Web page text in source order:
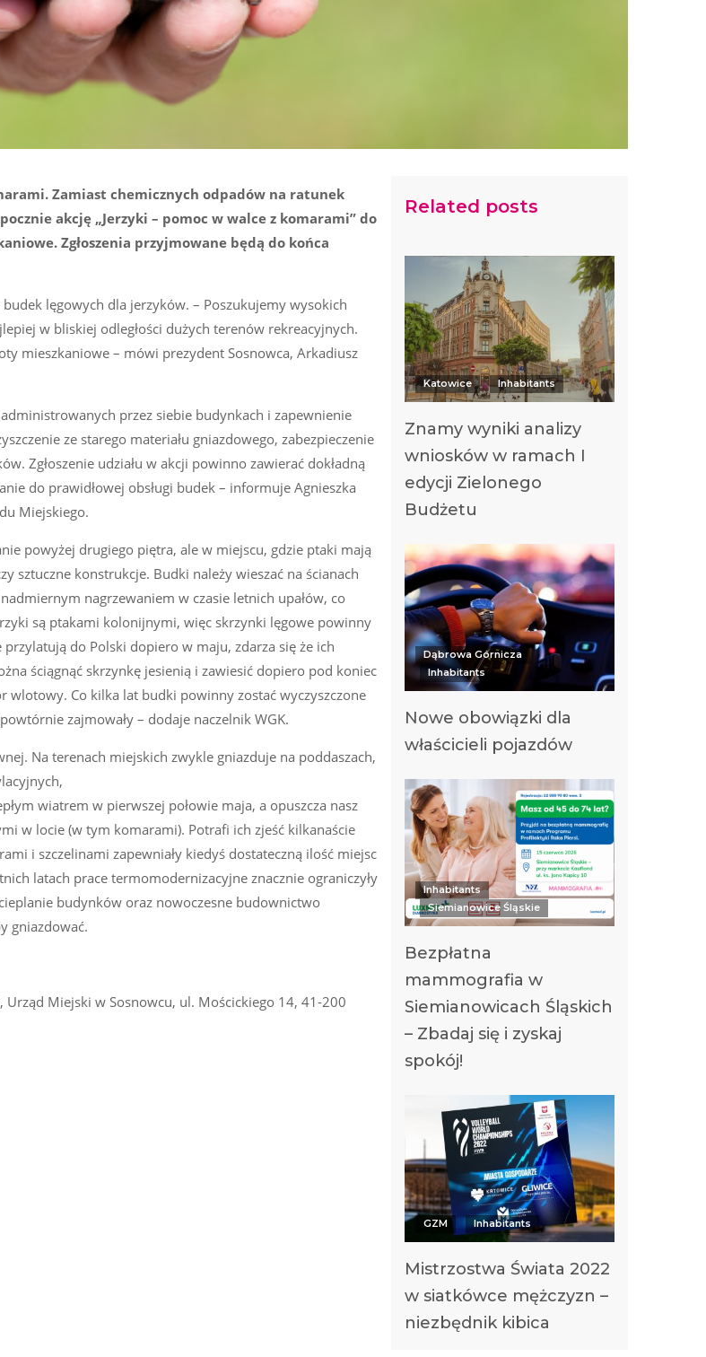
Zamiast chemicznych odpadów na ratunek
akcję „Jerzyki – pomoc w walce z komarami” do
Zgłoszenia przyjmowane będą do końca
lęgowych dla jerzyków. – Poszukujemy wysokich
w bliskiej odległości dużych terenów rekreacyjnych.
mieszkaniowe – mówi prezydent Sosnowca, Arkadiusz
przez siebie budynkach i zapewnienie
ze starego materiału gniazdowego, zabezpieczenie
Zgłoszenie udziału w akcji powinno zawierać dokładną
do prawidłowej obsługi budek – informuje Agnieszka
Miejskiego.
powyżej drugiego piętra, ale w miejscu, gdzie ptaki mają
sztuczne konstrukcje. Budki należy wieszać na ścianach
nagrzewaniem w czasie letnich upałów, co
są ptakami kolonijnymi, więc skrzynki lęgowe powinny
do Polski dopiero w maju, zdarza się że ich
ściągnąć skrzynkę jesienią i zawiesić dopiero pod koniec
Co kilka lat budki powinny zostać wyczyszczone
zajmowały – dodaje naczelnik WGK.
Na terenach miejskich zwykle gniazduje na poddaszach,
wiatrem w pierwszej połowie maja, a opuszcza nasz
w locie (w tym komarami). Potrafi ich zjeść kilkanaście
i szczelinami zapewniały kiedyś dostateczną ilość miejsc
latach prace termomodernizacyjne znacznie ograniczyły
budynków oraz nowoczesne budownictwo
gniazdować.
Miejski w Sosnowcu, ul. Mościckiego 14, 41-200
Related posts
Katowice Inhabitants
Znamy wyniki analizy
wniosków w ramach I
edycji Zielonego
Budżetu
Dąbrowa Górnicza
Inhabitants
Nowe obowiązki dla
właścicieli pojazdów
Inhabitants
Siemianowice Śląskie
Bezpłatna
mammografia w
Siemianowicach Śląskich
– Zbadaj się i zyskaj
spokój!
GZM Inhabitants
Mistrzostwa Świata 2022
w siatkówce mężczyzn –
niezbędnik kibica